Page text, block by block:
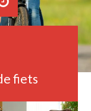
fiets